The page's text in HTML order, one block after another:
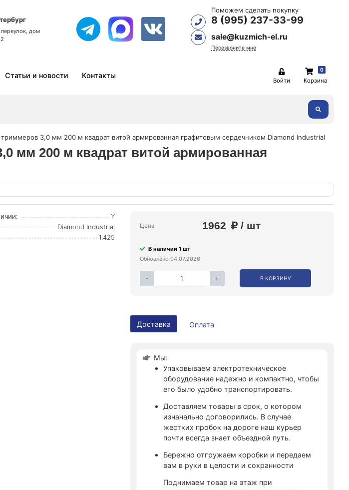
дом
Поможем сделать покупку
8 (995) 237-33-99
sale@kuzmich-el.ru
Перезвоните мне
Статьи и новости Контакты
Войти
0
Корзина
3,0 мм 200 м квадрат витой армированная графитовым сердечником Diamond Industrial
мм 200 м квадрат витой армированная
Y
Diamond Industrial
1.425
Цена 1962 / шт
В наличии 1 шт
Обновлено 04.07.2026
- + В КОРЗИНУ
Доставка Оплата
Мы:
Упаковываем электротехническое
оборудование надежно и компактно, чтобы
его было удобно транспортировать.
Доставляем товары в срок, о котором
изначально договорились. В случае
жестких пробок на дороге наш курьер
почти всегда знает объездной путь.
Бережно отгружаем коробки и передаем
вам в руки в целости и сохранности
Поднимаем товар на этаж при